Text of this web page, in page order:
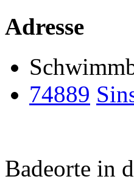
Adresse
74889
Badeorte in